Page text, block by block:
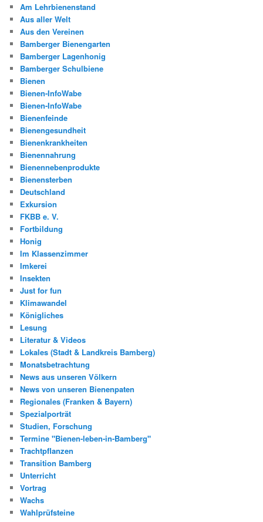
Am Lehrbienenstand
Aus aller Welt
Aus den Vereinen
Bamberger Bienengarten
Bamberger Lagenhonig
Bamberger Schulbiene
Bienen
Bienen-InfoWabe
Bienen-InfoWabe
Bienenfeinde
Bienengesundheit
Bienenkrankheiten
Bienennahrung
Bienennebenprodukte
Bienensterben
Deutschland
Exkursion
FKBB e. V.
Fortbildung
Honig
Im Klassenzimmer
Imkerei
Insekten
Just for fun
Klimawandel
Königliches
Lesung
Literatur & Videos
Lokales (Stadt & Landkreis Bamberg)
Monatsbetrachtung
News aus unseren Völkern
News von unseren Bienenpaten
Regionales (Franken & Bayern)
Spezialporträt
Studien, Forschung
Termine "Bienen-leben-in-Bamberg"
Trachtpflanzen
Transition Bamberg
Unterricht
Vortrag
Wachs
Wahlprüfsteine